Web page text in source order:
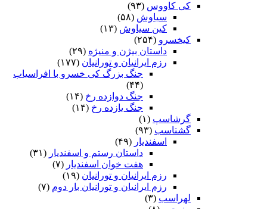
کی کاووس (۹۳)
سیاوش (۵۸)
کین سیاوش (۱۳)
کیخسرو (۲۵۴)
داستان بیژن و منیژه (۲۹)
رزم ایرانیان و تورانیان (۱۷۷)
جنگ بزرگ کی خسرو با افراسیاب
(۴۴)
جنگ دوازده رخ (۱۴)
جنگ یازده رخ (۱۴)
گرشاسپ (۱)
گشتاسب (۹۳)
اسفندیار (۴۹)
داستان رستم و اسفندیار (۳۱)
هفت خوان اسفندیار (۷)
رزم ایرانیان و تورانیان (۱۹)
رزم ایرانیان و تورانیان بار دوم (۷)
لهراسب (۳)